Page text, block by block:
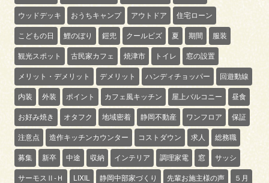
ウッドデッキ おうちキャンプ アウトドア 住宅ローン
こどもの日 鯉のぼり 鎧兜 クールビズ 夏 期間 服装
観光スポット 古民家カフェ 焼津市 トイレ 窓の設置
メリット・デメリット デメリット ハンディチョッパー 回遊動線
内装 外装 ポイント カフェ風キッチン 屋上バルコニー 昼食
お好み焼き オタフク 地域密着 静岡不動産 ワンフロア 保証
注意点 造作キッチンカウンター コストダウン 求人 総務職
募集 新卒 中途 収納 インテリア 調理家電 窓 サッシ
サーモスⅡ-Ｈ LIXIL 静岡中部家づくり 先輩お施主様の声 ５月